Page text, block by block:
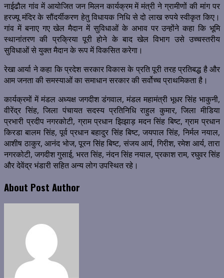
नाईढौल गांव में आयोजित जन मिलन कार्यक्रम में मंत्री ने ग्रामीणों की मांग पर
हरज्यू मंदिर के सौंदर्यीकरण हेतु विधायक निधि से दो लाख रुपये स्वीकृत किए।
गांव में बनाए गए खेल मैदान में सुविधाओं के अभाव पर उन्होंने कहा कि भूमि
स्थानांतरण की प्रक्रिया पूरी होने के बाद खेल विभाग उसे उच्चस्तरीय
सुविधाओं से युक्त मैदान के रूप में विकसित करेगा।
रेखा आर्या ने कहा कि प्रदेश सरकार विकास के प्रति पूरी तरह प्रतिबद्ध है और
आम जनता की समस्याओं का समाधान सरकार की सर्वोच्च प्राथमिकता है।
कार्यक्रमों में मंडल अध्यक्ष जगदीश डंगवाल, मंडल महामंत्री भूधर सिंह भाकुनी,
वीरेंद्र सिंह, जिला पंचायत सदस्य प्रतिनिधि राहुल कुमार, जिला मीडिया
प्रभारी प्रदीप नगरकोटी, ग्राम प्रधान झिझाड़ मदन सिंह बिष्ट, ग्राम प्रधान
किरडा बालम सिंह, पूर्व प्रधान बहादुर सिंह बिष्ट, जयपाल सिंह, निर्मल नयाल,
आशीष ठाकुर, आनंद भोज, पूरन सिंह बिष्ट, संजय आर्य, गिरीश, रमेश आर्य, तारा
नगरकोटी, जगदीश गुसाई, भरत सिंह, नंदन सिंह नयाल, प्रकाश राम, रघुवर सिंह
और देवेंद्र भंडारी सहित अन्य लोग उपस्थित रहे।
About Post Author